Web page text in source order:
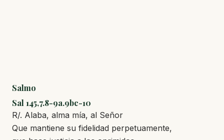
Salmo
Sal 145,7.8-9a.9bc-10
R/. Alaba, alma mía, al Señor
Que mantiene su fidelidad perpetuamente,